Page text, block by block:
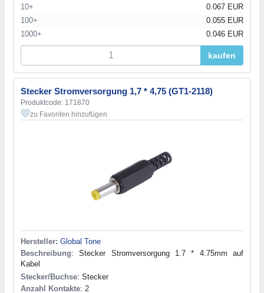
10+
0.067 EUR
100+
0.055 EUR
1000+
0.046 EUR
kaufen
Stecker Stromversorgung 1,7 * 4,75 (GT1-2118)
Produktcode: 171870
zu Favoriten hinzufügen
Hersteller: Global Tone
Beschreibung: Stecker Stromversorgung 1.7 * 4.75mm auf
Kabel
Stecker/Buchse: Stecker
Anzahl Kontakte: 2